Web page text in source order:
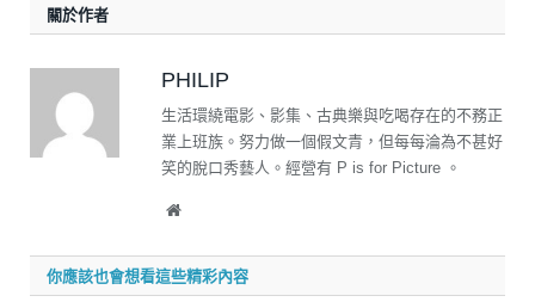
關於作者
PHILIP
生活環繞電影、影集、古典樂與吃喝存在的不務正
業上班族。努力做一個假文青，但每每淪為不甚好
笑的脫口秀藝人。經營有 P is for Picture 。
Website
你應該也會想看這些精彩內容